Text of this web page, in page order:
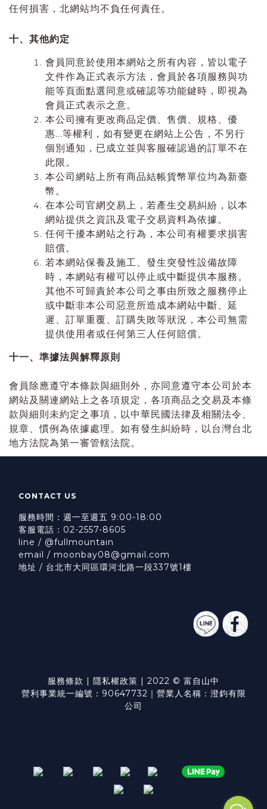
任何損害，北網站均不負任何責任。
十、其他約定
會員同意於使用本網站之所有內容，皆以電子
文件作為正式表示方法，會員於各項服務與功
能等頁面點選同意或確認等功能鍵時，即視為
會員正式表示之意。
本公司擁有更改商品定價、售價、規格、優
惠…等權利，如有變更在網站上公告，不另行
個別通知，已成立並與客服確認過的訂單不在
此限。
本公司網站上所有商品結帳貨幣單位均為新臺
幣。
在本公司官網交易上，若產生交易糾紛，以本
網站提供之資訊及電子交易資料為依據。
任何干擾本網站之行為，本公司有權要求損害
賠償。
若本網站保養及施工、發生突發性設備故障
時，本網站有權可以停止或中斷提供本服務。
其他不可歸責於本公司之事由所致之服務停止
或中斷非本公司惡意所造成本網站中斷、延
遲、訂單重覆、訂購失敗等狀況，本公司無需
提供使用者或任何第三人任何賠償。
十一、準據法與解釋原則
會員除應遵守本條款與細則外，亦同意遵守本公司於本
網站及關連網站上之各項規定，各項商品之交易及本條
款與細則未約定之事項，以中華民國法律及相關法令、
規章、慣例為依據處理。如有發生糾紛時，以台灣台北
地方法院為第一審管轄法院。
CONTACT US
服務時間：週一至週五 9:00-18:00
客服電話：02-2557-8605
line / @fullmountain
email / moonbay08@gmail.com
地址 / 台北市大同區環河北路一段337號1樓
服務條款 隱私權政策 | 2022 © 富自山中
營利事業統一編號：90647732｜營業人名稱：澄鈞有限
公司